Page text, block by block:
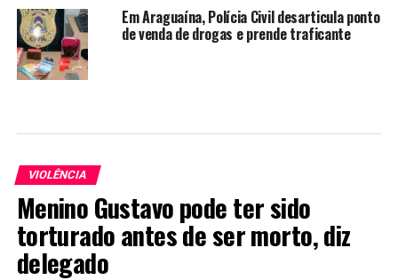
Em Araguaína, Polícia Civil desarticula ponto
de venda de drogas e prende traficante
VIOLÊNCIA
Menino Gustavo pode ter sido
torturado antes de ser morto, diz
delegado